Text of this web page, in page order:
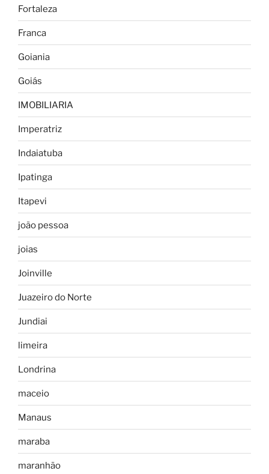
Fortaleza
Franca
Goiania
Goiás
IMOBILIARIA
Imperatriz
Indaiatuba
Ipatinga
Itapevi
joão pessoa
joias
Joinville
Juazeiro do Norte
Jundiai
limeira
Londrina
maceio
Manaus
maraba
maranhão